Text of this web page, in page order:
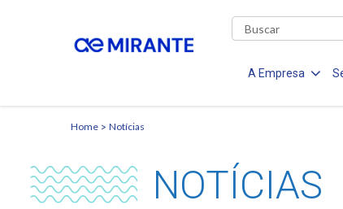
A Empresa
Home Notícias
NOTÍCIAS